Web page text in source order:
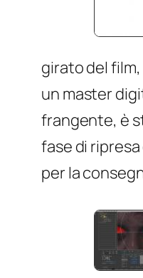
girato del
un master
frangente, è
fase di
per la